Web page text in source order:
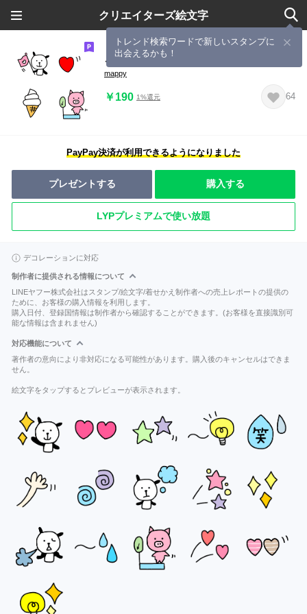
クリエイターズ絵文字
トレンド検索ワードで新しいスタンプに
出会えるかも！
ごちゃまぜごちゃまぜ絵文字2
mappy
￥190 1%還元 64
PayPay決済が利用できるようになりました
プレゼントする 購入する
LYPプレミアムで使い放題
デコレーションに対応
制作者に提供される情報について
LINEヤフー株式会社はスタンプ/絵文字/着せかえ制作者への売上レポートの提供の
ために、お客様の購入情報を利用します。
購入日付、登録国情報は制作者から確認することができます。(お客様を直接識別可
能な情報は含まれません)
対応機能について
著作者の意向により非対応になる可能性があります。購入後のキャンセルはできま
せん。
絵文字をタップするとプレビューが表示されます。